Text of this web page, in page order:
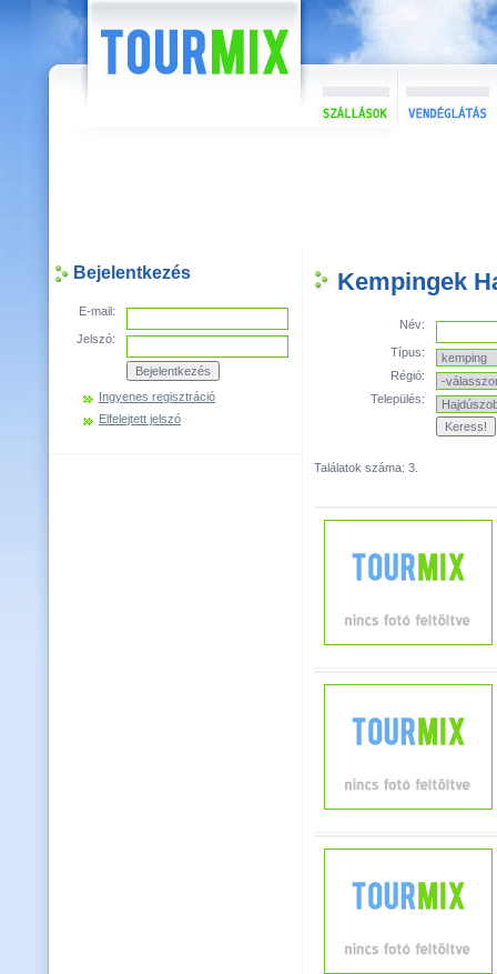
Bejelentkezés
E-mail:
Jelszó:
Ingyenes regisztráció
Elfelejtett jelszó
Kempingek
Név:
Típus:
Régió:
Település:
Találatok száma: 3.